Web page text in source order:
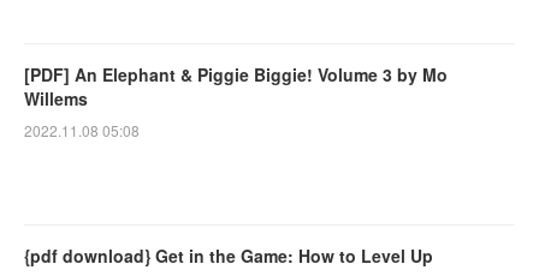
[PDF] An Elephant & Piggie Biggie! Volume 3 by Mo
Willems
2022.11.08 05:08
{pdf download} Get in the Game: How to Level Up